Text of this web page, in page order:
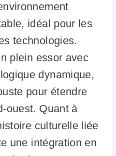
idéal pour les
technologies.
plein essor avec
dynamique,
pour étendre
ouest. Quant à
culturelle liée
une intégration en